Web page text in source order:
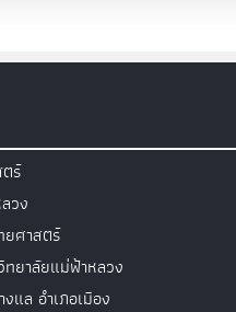
ร์
วง
ยศาสตร์
ยาลัยแม่ฟ้าหลวง
แล อำเภอเมือง